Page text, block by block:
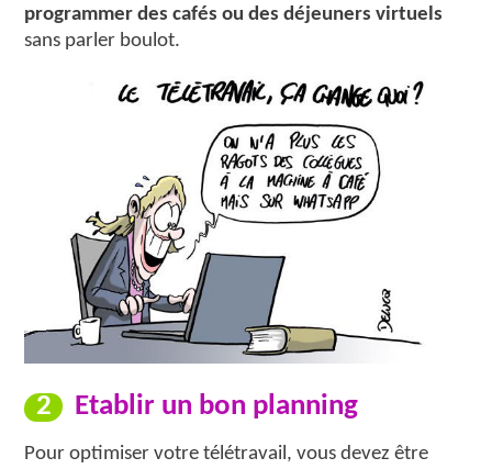
programmer des cafés ou des déjeuners virtuels
sans parler boulot.
2 Etablir un bon planning
Pour optimiser votre télétravail, vous devez être